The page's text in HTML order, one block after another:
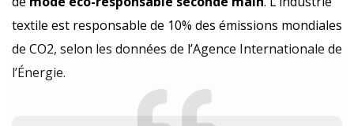
textile est responsable de 10% des émissions mondiales
de CO2, selon les données de l’Agence Internationale de
l’Énergie.